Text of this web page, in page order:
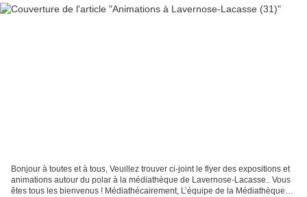
Bonjour à toutes et à tous, Veuillez trouver ci-joint le flyer des expositions et
animations autour du polar à la médiathèque de Lavernose-Lacasse.. Vous
êtes tous les bienvenus ! Médiathécairement, L’équipe de la Médiathèque